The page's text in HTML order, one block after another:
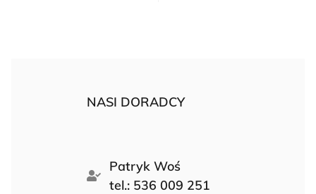
NASI DORADCY
Patryk Woś
tel.: 536 009 251